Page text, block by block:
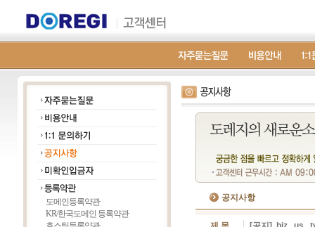
도메인등록약관
KR/한국도메인 등록약관
공지사항